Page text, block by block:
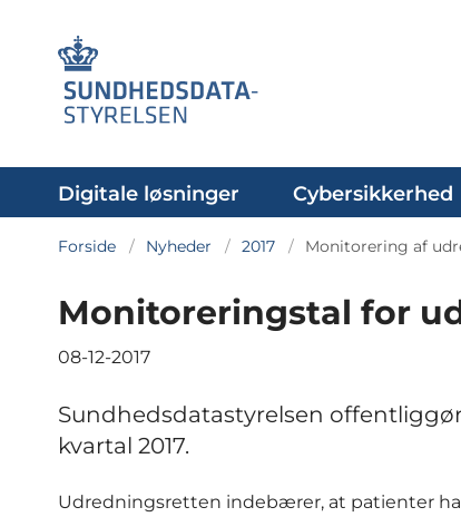
Digitale løsninger Cybersikkerhed
Forside Nyheder 2017 Monitorering af
Monitoreringstal for
08-12-2017
Sundhedsdatastyrelsen
kvartal 2017.
Udredningsretten indebærer, at patienter